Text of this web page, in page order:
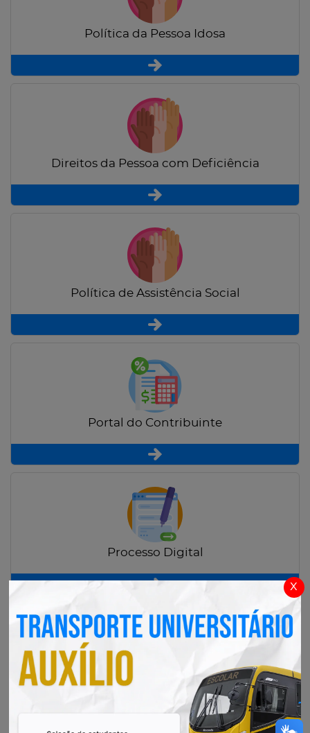
x
Política da Pessoa Idosa
Direitos da Pessoa com Deficiência
Política de Assistência Social
Portal do Contribuinte
Processo Digital
Radar Transparência Pública